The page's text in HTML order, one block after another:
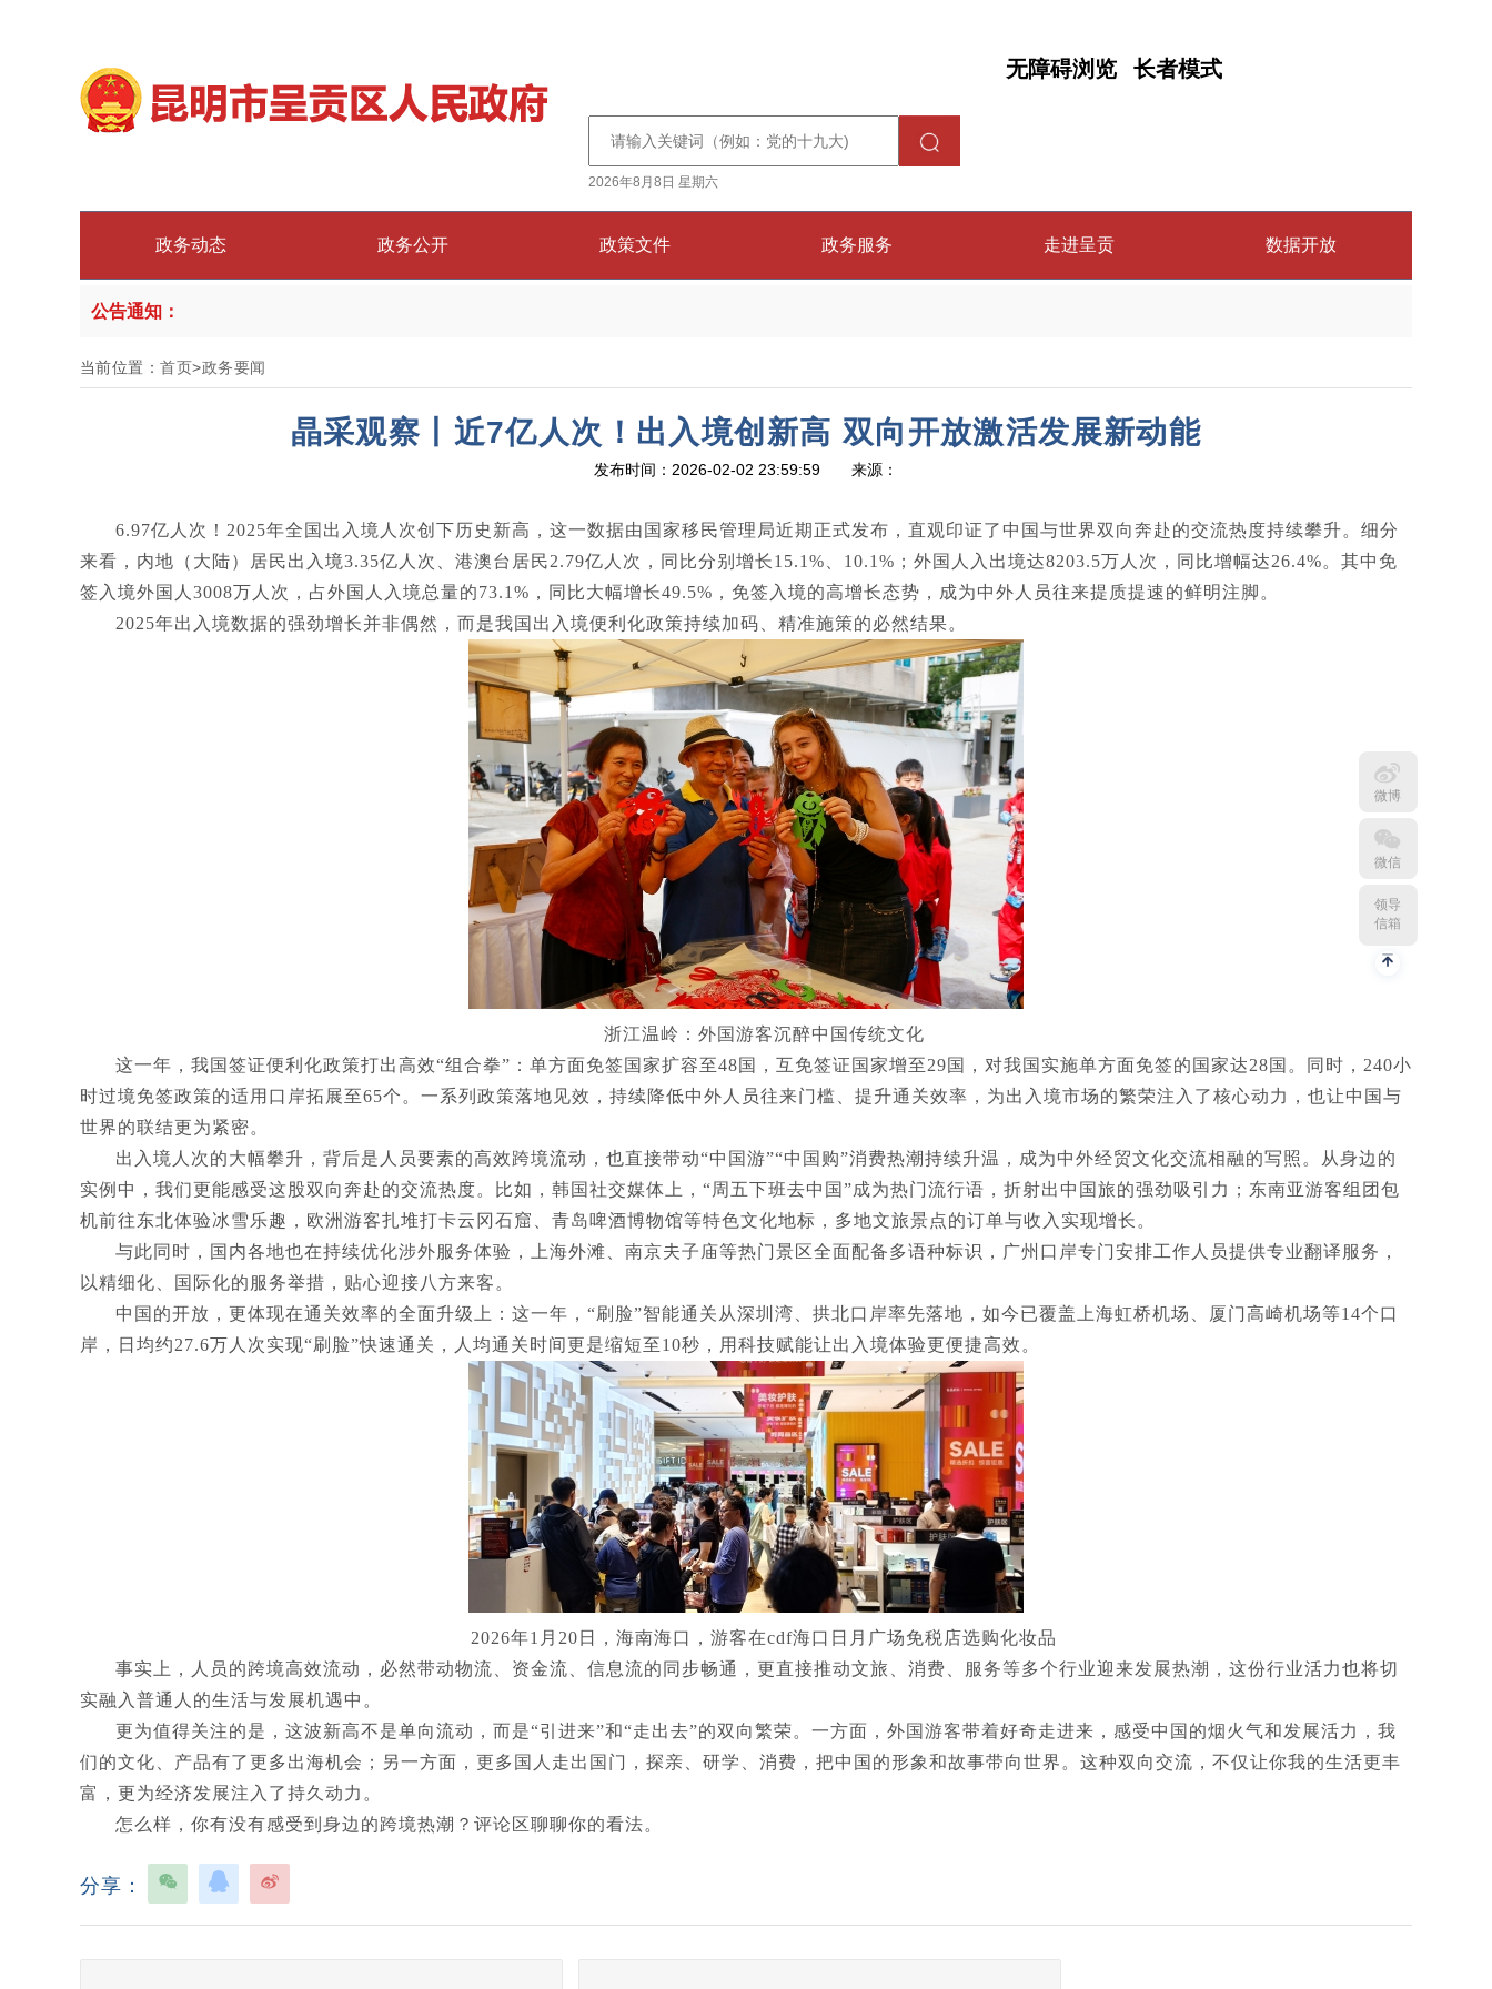
2026年8月8日 星期六
长者模式
无障碍浏览
政务动态 政务公开 政策文件 政务服务 走进呈贡 数据开放
公告通知：
微博
微信
领导
信箱
当前位置：首页>政务要闻
晶采观察丨近7亿人次！出入境创新高 双向开放激活发展新动能
发布时间：2026-02-02 23:59:59 来源：
6.97亿人次！2025年全国出入境人次创下历史新高，这一数据由国家移民管理局近期正式发布，直观印证了中国与世界双向奔赴的交流热度持续攀升。细分
来看，内地（大陆）居民出入境3.35亿人次、港澳台居民2.79亿人次，同比分别增长15.1%、10.1%；外国人入出境达8203.5万人次，同比增幅达26.4%。其中免
签入境外国人3008万人次，占外国人入境总量的73.1%，同比大幅增长49.5%，免签入境的高增长态势，成为中外人员往来提质提速的鲜明注脚。
2025年出入境数据的强劲增长并非偶然，而是我国出入境便利化政策持续加码、精准施策的必然结果。
浙江温岭：外国游客沉醉中国传统文化
这一年，我国签证便利化政策打出高效“组合拳”：单方面免签国家扩容至48国，互免签证国家增至29国，对我国实施单方面免签的国家达28国。同时，240小
时过境免签政策的适用口岸拓展至65个。一系列政策落地见效，持续降低中外人员往来门槛、提升通关效率，为出入境市场的繁荣注入了核心动力，也让中国与
世界的联结更为紧密。
出入境人次的大幅攀升，背后是人员要素的高效跨境流动，也直接带动“中国游”“中国购”消费热潮持续升温，成为中外经贸文化交流相融的写照。从身边的
实例中，我们更能感受这股双向奔赴的交流热度。比如，韩国社交媒体上，“周五下班去中国”成为热门流行语，折射出中国旅的强劲吸引力；东南亚游客组团包
机前往东北体验冰雪乐趣，欧洲游客扎堆打卡云冈石窟、青岛啤酒博物馆等特色文化地标，多地文旅景点的订单与收入实现增长。
与此同时，国内各地也在持续优化涉外服务体验，上海外滩、南京夫子庙等热门景区全面配备多语种标识，广州口岸专门安排工作人员提供专业翻译服务，
以精细化、国际化的服务举措，贴心迎接八方来客。
中国的开放，更体现在通关效率的全面升级上：这一年，“刷脸”智能通关从深圳湾、拱北口岸率先落地，如今已覆盖上海虹桥机场、厦门高崎机场等14个口
岸，日均约27.6万人次实现“刷脸”快速通关，人均通关时间更是缩短至10秒，用科技赋能让出入境体验更便捷高效。
2026年1月20日，海南海口，游客在cdf海口日月广场免税店选购化妆品
事实上，人员的跨境高效流动，必然带动物流、资金流、信息流的同步畅通，更直接推动文旅、消费、服务等多个行业迎来发展热潮，这份行业活力也将切
实融入普通人的生活与发展机遇中。
更为值得关注的是，这波新高不是单向流动，而是“引进来”和“走出去”的双向繁荣。一方面，外国游客带着好奇走进来，感受中国的烟火气和发展活力，我
们的文化、产品有了更多出海机会；另一方面，更多国人走出国门，探亲、研学、消费，把中国的形象和故事带向世界。这种双向交流，不仅让你我的生活更丰
富，更为经济发展注入了持久动力。
怎么样，你有没有感受到身边的跨境热潮？评论区聊聊你的看法。
分享：